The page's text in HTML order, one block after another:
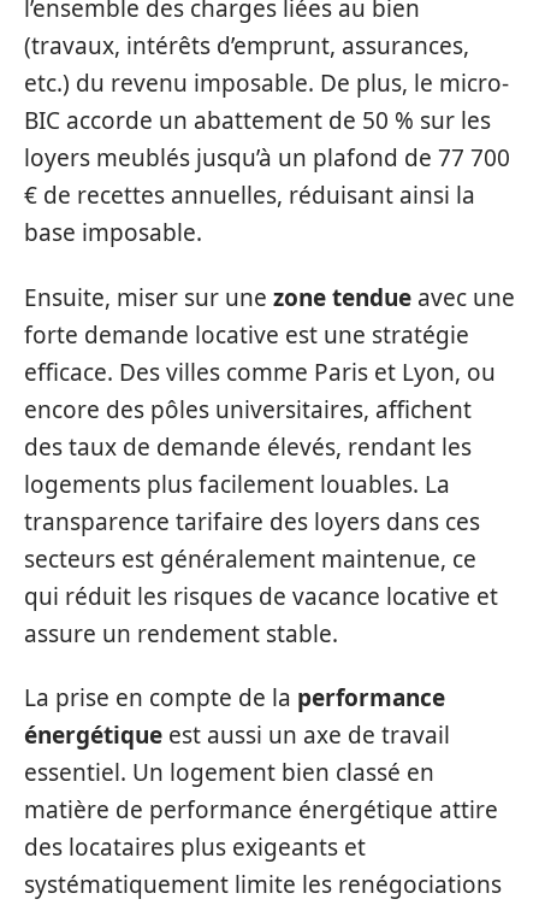
l’ensemble des charges liées au bien
(travaux, intérêts d’emprunt, assurances,
etc.) du revenu imposable. De plus, le micro-
BIC accorde un abattement de 50 % sur les
loyers meublés jusqu’à un plafond de 77 700
€ de recettes annuelles, réduisant ainsi la
base imposable.
Ensuite, miser sur une zone tendue avec une
forte demande locative est une stratégie
efficace. Des villes comme Paris et Lyon, ou
encore des pôles universitaires, affichent
des taux de demande élevés, rendant les
logements plus facilement louables. La
transparence tarifaire des loyers dans ces
secteurs est généralement maintenue, ce
qui réduit les risques de vacance locative et
assure un rendement stable.
La prise en compte de la performance
énergétique est aussi un axe de travail
essentiel. Un logement bien classé en
matière de performance énergétique attire
des locataires plus exigeants et
systématiquement limite les renégociations